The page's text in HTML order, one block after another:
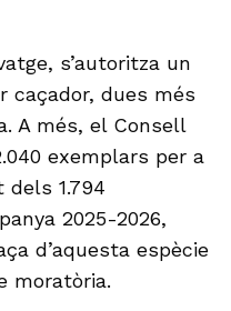
s’autoritza un
caçador, dues més
A més, el Consell
exemplars per a
1.794
2025-2026,
d’aquesta espècie
moratòria.